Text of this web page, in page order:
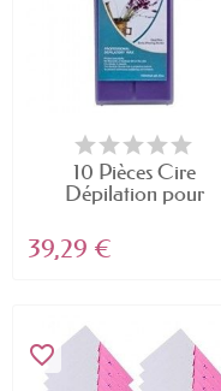
10 Pièces Cire
Dépilation pour
39,29 €
favorite_border